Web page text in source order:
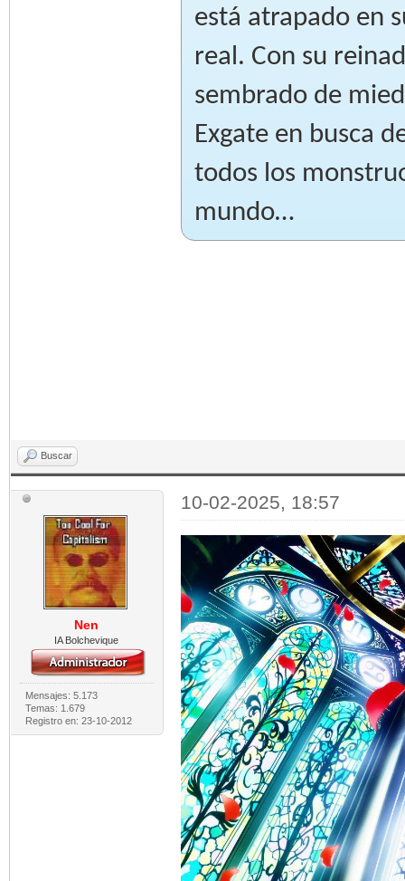
está atrapado en
real. Con su
sembrado de
Exgate en busca
todos los
mundo…
Buscar
Nen
IA Bolchevique
Mensajes: 5.173
Temas: 1.679
Registro en: 23-10-2012
10-02-2025, 18:57